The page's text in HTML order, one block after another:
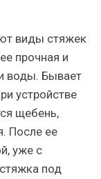
виды стяжек
прочная и
воды. Бывает
устройстве
щебень,
После ее
уже с
под